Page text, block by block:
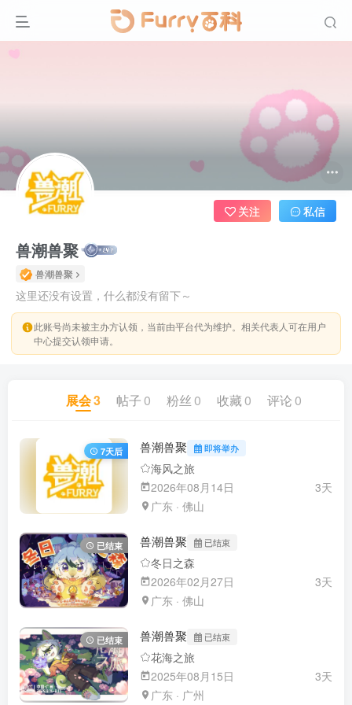
兽潮兽聚
兽潮兽聚
这里还没有设置，什么都没有留下～
关注 私信
此账号尚未被主办方认领，当前由平台代为维护。相关代表人可在用户
中心提交认领申请。
展会3 帖子 0 粉丝 0 收藏 0 评论 0
7天后 兽潮兽聚 即将举办
海风之旅
2026年08月14日
3天
广东 · 佛山
已结束 兽潮兽聚 已结束
冬日之森
2026年02月27日
3天
广东 · 佛山
已结束 兽潮兽聚 已结束
花海之旅
2025年08月15日
3天
广东 · 广州